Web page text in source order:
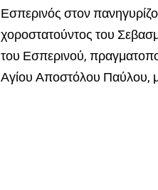
Εσπερινός στον
χοροστατούντος του
του Εσπερινού,
Αγίου Αποστόλου Παύλου,